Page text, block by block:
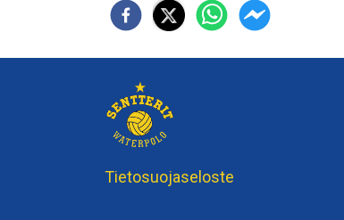
Tietosuojaseloste